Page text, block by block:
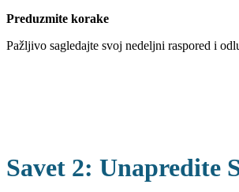
Preduzmite korake
Pažljivo sagledajte svoj nedeljni raspored i
Savet 2: Unapredite